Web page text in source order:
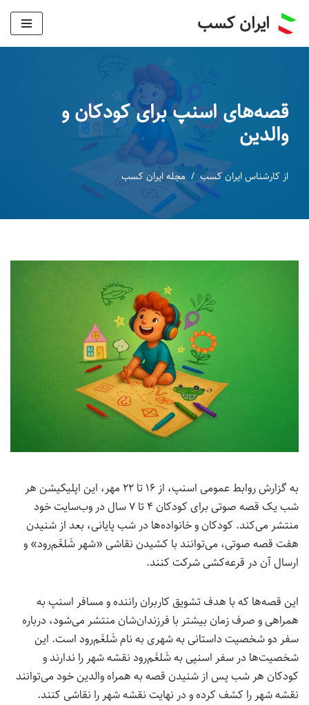
پرش
ایران کسب
قصه‌های اسنپ برای کودکان و
والدین
از کارشناس ایران کسب مجله ایران کسب
به گزارش روابط عمومی اسنپ، از ۱۶ تا ۲۲ مهر، این اپلیکیشن هر
شب یک قصه‌ صوتی برای کودکان ۴ تا ۷ سال در وب‌سایت خود
منتشر می‌کند. کودکان و خانواده‌ها در شب پایانی، بعد از شنیدن
هفت قصه‌ صوتی، می‌توانند با کشیدن نقاشی «شهر شَلغَم‌رود» و
ارسال آن در قرعه‌کشی شرکت کنند.
این قصه‌ها که با هدف تشویق کاربران راننده و مسافر اسنپ به
همراهی و صرف زمان بیشتر با فرزندان‌شان منتشر می‌شود، درباره‌
سفر دو شخصیت داستانی به شهری به نام شَلغَم‌رود است. این
شخصیت‌ها در سفر اسنپی به شَلغَم‌رود نقشه‌ شهر را ندارند و
کودکان هر شب پس از شنیدن قصه به همراه والدین خود می‌توانند
نقشه‌ شهر را کشف کرده و در نهایت نقشه‌ شهر را نقاشی کنند.